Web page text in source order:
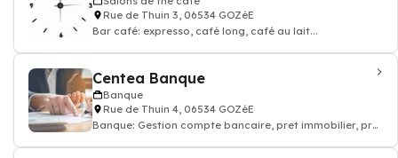
Rue de Thuin 3, 06534 GOZéE
Bar café: expresso, café long, café au lait...
Centea Banque
Banque
Rue de Thuin 4, 06534 GOZéE
Banque: Gestion compte bancaire, pret immobilier, pret